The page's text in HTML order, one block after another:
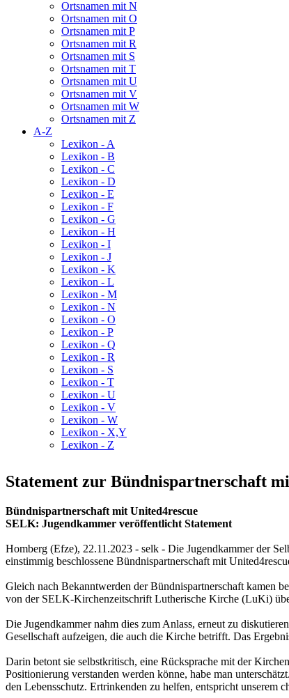
Ortsnamen mit N
Ortsnamen mit O
Ortsnamen mit P
Ortsnamen mit R
Ortsnamen mit S
Ortsnamen mit T
Ortsnamen mit U
Ortsnamen mit V
Ortsnamen mit W
Ortsnamen mit Z
A-Z
Lexikon - A
Lexikon - B
Lexikon - C
Lexikon - D
Lexikon - E
Lexikon - F
Lexikon - G
Lexikon - H
Lexikon - I
Lexikon - J
Lexikon - K
Lexikon - L
Lexikon - M
Lexikon - N
Lexikon - O
Lexikon - P
Lexikon - Q
Lexikon - R
Lexikon - S
Lexikon - T
Lexikon - U
Lexikon - V
Lexikon - W
Lexikon - X,Y
Lexikon - Z
Statement zur Bündnispartnerschaft
Bündnispartnerschaft mit United4rescue
SELK: Jugendkammer veröffentlicht Statement
Homberg (Efze), 22.11.2023 - selk - Die Jugendkammer der
einstimmig beschlossene Bündnispartnerschaft mit
Gleich nach Bekanntwerden der Bündnispartnerschaft kamen
von der SELK-Kirchenzeitschrift Lutherische Kirche (LuKi)
Die Jugendkammer nahm dies zum Anlass, erneut zu
Gesellschaft aufzeigen, die auch die Kirche betrifft. Das
Darin betont sie selbstkritisch, eine Rücksprache mit der
Positionierung verstanden werden könne, habe man
den Lebensschutz. Ertrinkenden zu helfen, entspricht unserem